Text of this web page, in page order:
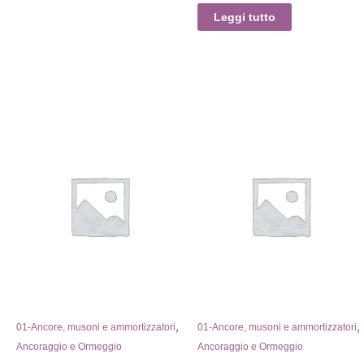
Leggi tutto
01-Ancore, musoni e ammortizzatori,
Ancoraggio e Ormeggio
01-Ancore, musoni e ammortizzatori,
Ancoraggio e Ormeggio